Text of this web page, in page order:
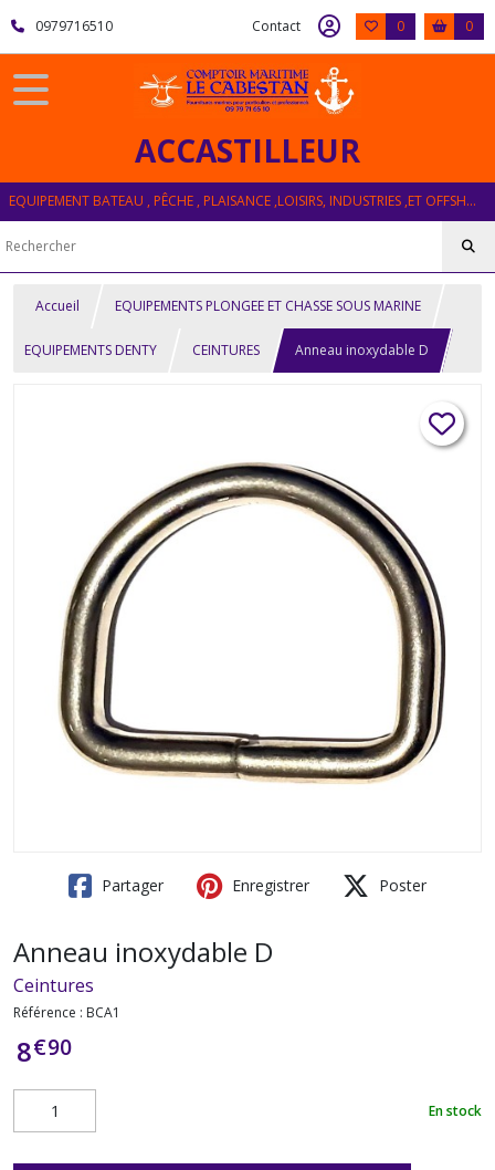
0979716510 Contact 0 0
ACCASTILLEUR
EQUIPEMENT BATEAU , PÊCHE , PLAISANCE ,LOISIRS, INDUSTRIES ,ET OFFSHORE
Accueil EQUIPEMENTS PLONGEE ET CHASSE SOUS MARINE
EQUIPEMENTS DENTY CEINTURES Anneau inoxydable D
Partager Enregistrer Poster
Anneau inoxydable D
Ceintures
Référence : BCA1
8€90
En stock